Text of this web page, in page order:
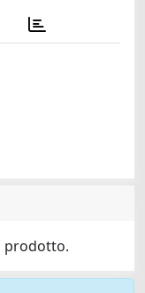
prodotto.